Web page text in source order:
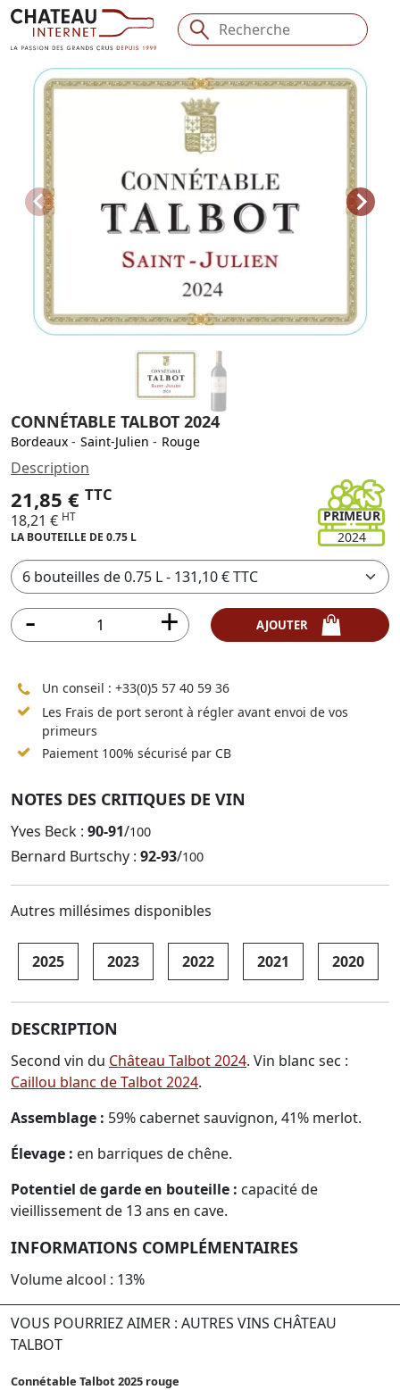
CONNÉTABLE TALBOT 2024
Bordeaux - Saint-Julien - Rouge
PRIMEUR
2024
Description
21,85 € TTC
18,21 € HT
LA BOUTEILLE DE 0.75 L
Un conseil : +33(0)5 57 40 59 36
Les Frais de port seront à régler avant envoi de vos
primeurs
Paiement 100% sécurisé par CB
NOTES DES CRITIQUES DE VIN
Yves Beck : 90-91/100
Bernard Burtschy : 92-93/100
Autres millésimes disponibles
2025 2023 2022 2021 2020
DESCRIPTION
Second vin du Château Talbot 2024. Vin blanc sec :
Caillou blanc de Talbot 2024.
Assemblage : 59% cabernet sauvignon, 41% merlot.
Élevage : en barriques de chêne.
Potentiel de garde en bouteille : capacité de
vieillissement de 13 ans en cave.
INFORMATIONS COMPLÉMENTAIRES
Volume alcool : 13%
VOUS POURRIEZ AIMER : AUTRES VINS CHÂTEAU
TALBOT
Connétable Talbot 2025 rouge